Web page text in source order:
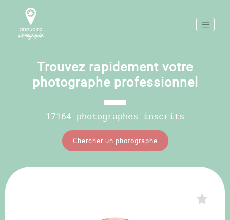
Trouvez rapidement votre
photographe professionnel
17164 photographes inscrits
Chercher un photographe